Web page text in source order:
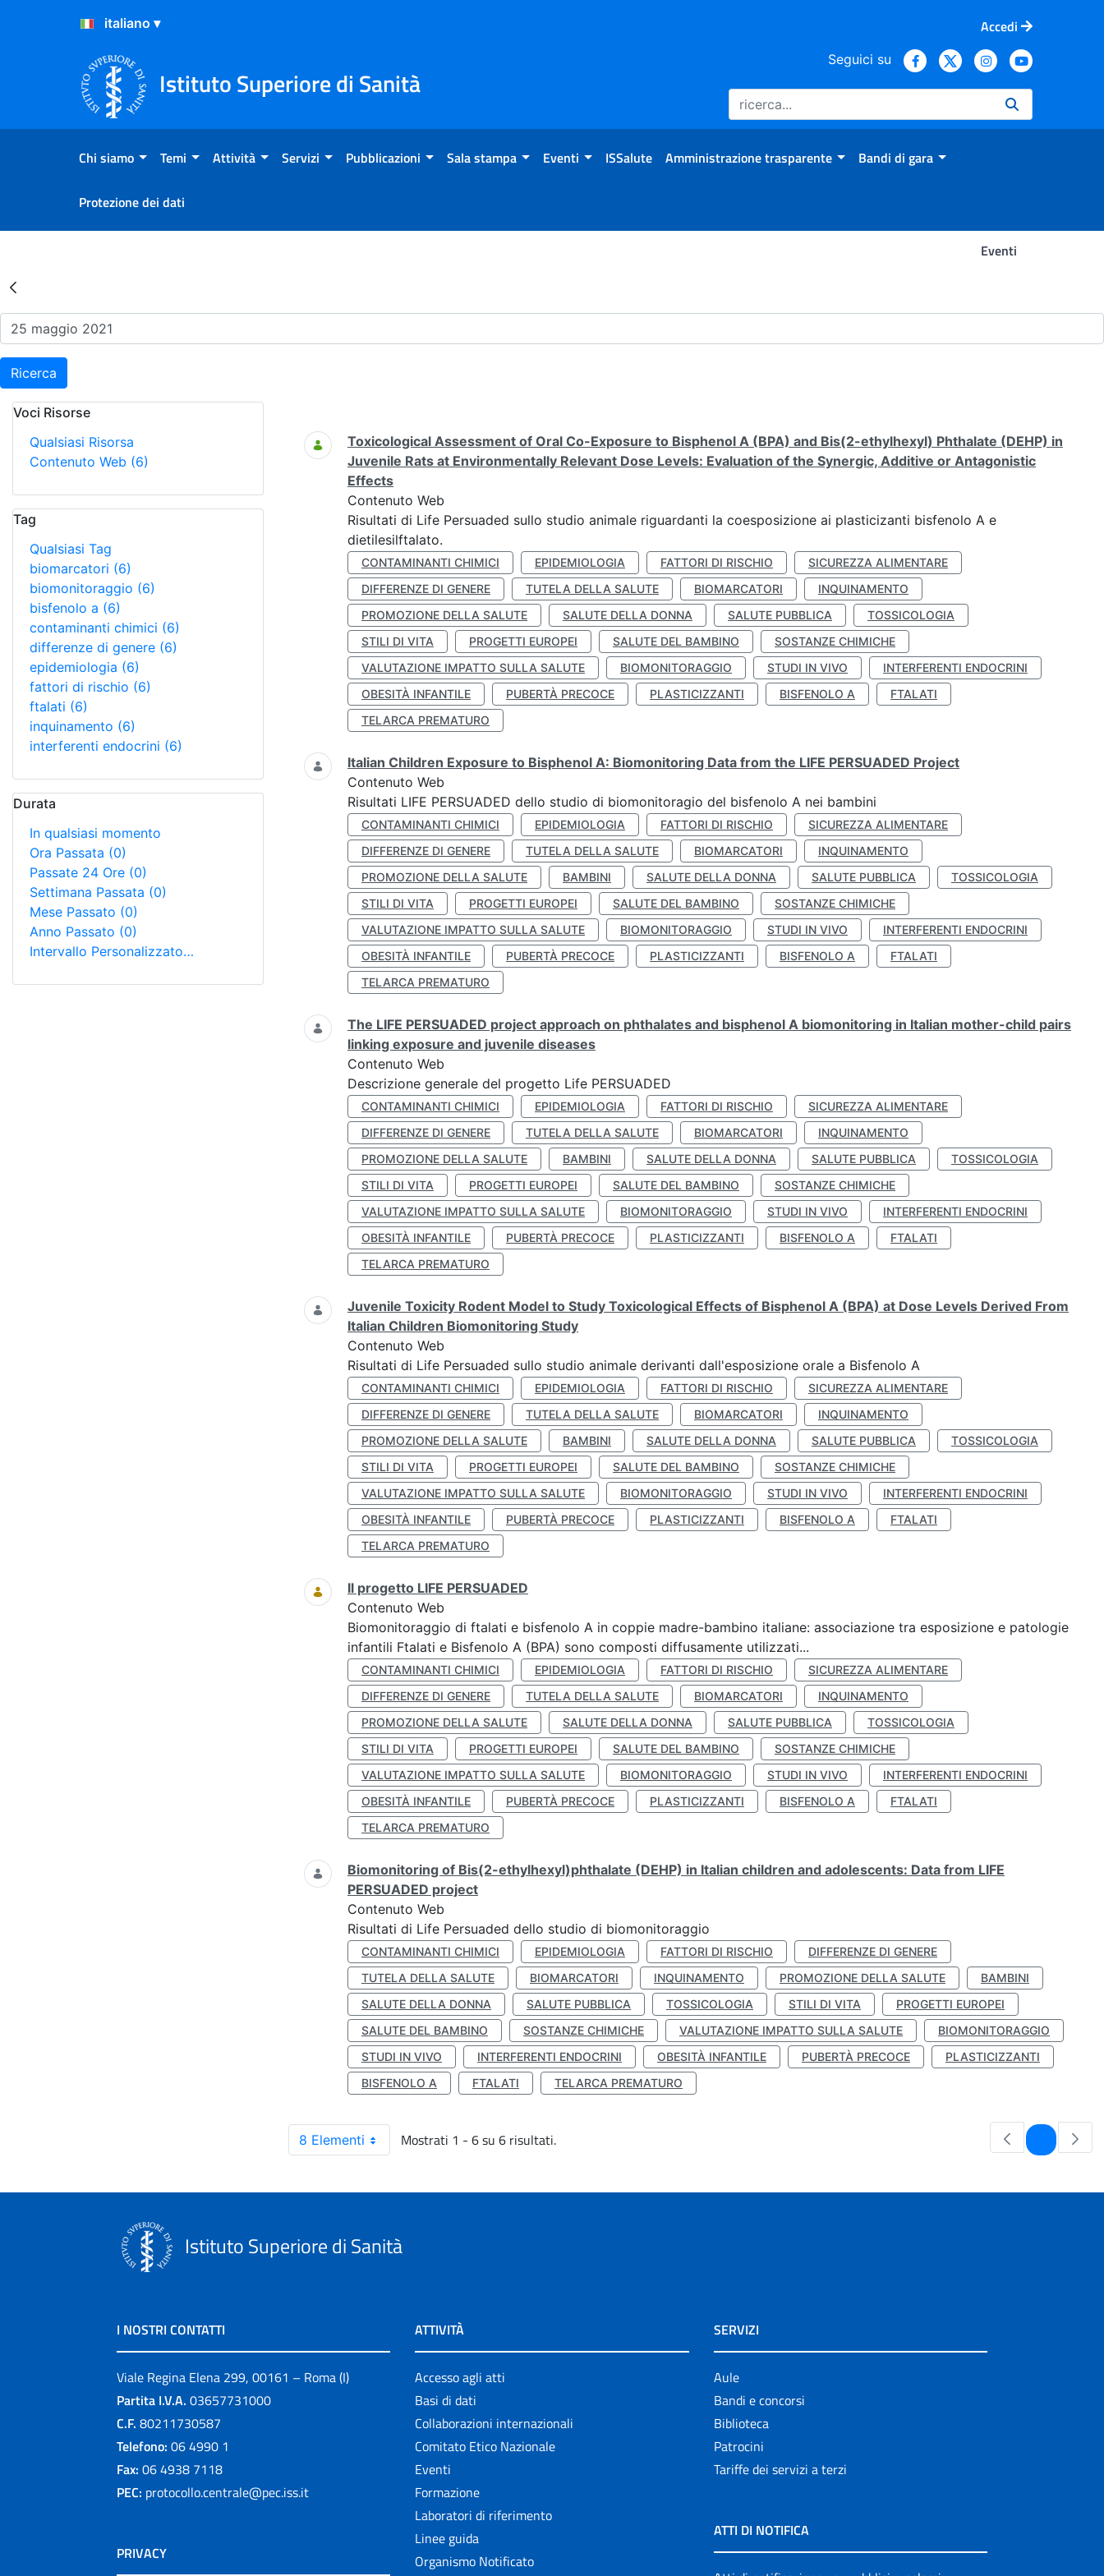
Salta al Contenuto
Salta al Footer
Accedi
Istituto Superiore di Sanità
Seguici su
Chi siamo Temi Attività Servizi Pubblicazioni Sala stampa Eventi ISSalute Amministrazione trasparente Bandi di gara
Protezione dei dati
Eventi
Risultati della Ricerca - Eventi
Ricerca
Voci Risorse
Qualsiasi Risorsa
Contenuto Web (6)
Tag
Qualsiasi Tag
biomarcatori (6)
biomonitoraggio (6)
bisfenolo a (6)
contaminanti chimici (6)
differenze di genere (6)
epidemiologia (6)
fattori di rischio (6)
ftalati (6)
inquinamento (6)
interferenti endocrini (6)
Durata
In qualsiasi momento
Ora Passata (0)
Passate 24 Ore (0)
Settimana Passata (0)
Mese Passato (0)
Anno Passato (0)
Intervallo Personalizzato…
Ricerca
Toxicological Assessment of Oral Co-Exposure to Bisphenol A (BPA) and Bis(2-ethylhexyl) Phthalate (DEHP) in
Juvenile Rats at Environmentally Relevant Dose Levels: Evaluation of the Synergic, Additive or Antagonistic
Effects
Contenuto Web
Risultati di Life Persuaded sullo studio animale riguardanti la coesposizione ai plasticizanti bisfenolo A e
dietilesilftalato.
CONTAMINANTI CHIMICI EPIDEMIOLOGIA FATTORI DI RISCHIO
SICUREZZA ALIMENTARE
DIFFERENZE DI GENERE
TUTELA DELLA SALUTE BIOMARCATORI
INQUINAMENTO
PROMOZIONE DELLA SALUTE
SALUTE DELLA DONNA SALUTE PUBBLICA
TOSSICOLOGIA
STILI DI VITA
PROGETTI EUROPEI SALUTE DEL BAMBINO
SOSTANZE CHIMICHE
VALUTAZIONE IMPATTO SULLA SALUTE
BIOMONITORAGGIO STUDI IN VIVO
INTERFERENTI ENDOCRINI
OBESITÀ INFANTILE
PUBERTÀ PRECOCE PLASTICIZZANTI BISFENOLO A
FTALATI
TELARCA PREMATURO
Italian Children Exposure to Bisphenol A: Biomonitoring Data from the LIFE PERSUADED Project
Contenuto Web
Risultati LIFE PERSUADED dello studio di biomonitoragio del bisfenolo A nei bambini
CONTAMINANTI CHIMICI EPIDEMIOLOGIA FATTORI DI RISCHIO
SICUREZZA ALIMENTARE
DIFFERENZE DI GENERE
TUTELA DELLA SALUTE BIOMARCATORI
INQUINAMENTO
PROMOZIONE DELLA SALUTE
BAMBINI SALUTE DELLA DONNA SALUTE PUBBLICA
TOSSICOLOGIA
STILI DI VITA
PROGETTI EUROPEI SALUTE DEL BAMBINO
SOSTANZE CHIMICHE
VALUTAZIONE IMPATTO SULLA SALUTE
BIOMONITORAGGIO STUDI IN VIVO
INTERFERENTI ENDOCRINI
OBESITÀ INFANTILE
PUBERTÀ PRECOCE PLASTICIZZANTI BISFENOLO A
FTALATI
TELARCA PREMATURO
The LIFE PERSUADED project approach on phthalates and bisphenol A biomonitoring in Italian mother-child pairs
linking exposure and juvenile diseases
Contenuto Web
Descrizione generale del progetto Life PERSUADED
CONTAMINANTI CHIMICI EPIDEMIOLOGIA FATTORI DI RISCHIO
SICUREZZA ALIMENTARE
DIFFERENZE DI GENERE
TUTELA DELLA SALUTE BIOMARCATORI
INQUINAMENTO
PROMOZIONE DELLA SALUTE
BAMBINI SALUTE DELLA DONNA SALUTE PUBBLICA
TOSSICOLOGIA
STILI DI VITA
PROGETTI EUROPEI SALUTE DEL BAMBINO
SOSTANZE CHIMICHE
VALUTAZIONE IMPATTO SULLA SALUTE
BIOMONITORAGGIO STUDI IN VIVO
INTERFERENTI ENDOCRINI
OBESITÀ INFANTILE
PUBERTÀ PRECOCE PLASTICIZZANTI BISFENOLO A
FTALATI
TELARCA PREMATURO
Juvenile Toxicity Rodent Model to Study Toxicological Effects of Bisphenol A (BPA) at Dose Levels Derived From
Italian Children Biomonitoring Study
Contenuto Web
Risultati di Life Persuaded sullo studio animale derivanti dall'esposizione orale a Bisfenolo A
CONTAMINANTI CHIMICI EPIDEMIOLOGIA FATTORI DI RISCHIO
SICUREZZA ALIMENTARE
DIFFERENZE DI GENERE
TUTELA DELLA SALUTE BIOMARCATORI
INQUINAMENTO
PROMOZIONE DELLA SALUTE
BAMBINI SALUTE DELLA DONNA SALUTE PUBBLICA
TOSSICOLOGIA
STILI DI VITA
PROGETTI EUROPEI SALUTE DEL BAMBINO
SOSTANZE CHIMICHE
VALUTAZIONE IMPATTO SULLA SALUTE
BIOMONITORAGGIO STUDI IN VIVO
INTERFERENTI ENDOCRINI
OBESITÀ INFANTILE
PUBERTÀ PRECOCE PLASTICIZZANTI BISFENOLO A
FTALATI
TELARCA PREMATURO
Il progetto LIFE PERSUADED
Contenuto Web
Biomonitoraggio di ftalati e bisfenolo A in coppie madre-bambino italiane: associazione tra esposizione e patologie
infantili Ftalati e Bisfenolo A (BPA) sono composti diffusamente utilizzati...
CONTAMINANTI CHIMICI EPIDEMIOLOGIA FATTORI DI RISCHIO
SICUREZZA ALIMENTARE
DIFFERENZE DI GENERE
TUTELA DELLA SALUTE BIOMARCATORI
INQUINAMENTO
PROMOZIONE DELLA SALUTE
SALUTE DELLA DONNA SALUTE PUBBLICA
TOSSICOLOGIA
STILI DI VITA
PROGETTI EUROPEI SALUTE DEL BAMBINO
SOSTANZE CHIMICHE
VALUTAZIONE IMPATTO SULLA SALUTE
BIOMONITORAGGIO STUDI IN VIVO
INTERFERENTI ENDOCRINI
OBESITÀ INFANTILE
PUBERTÀ PRECOCE PLASTICIZZANTI BISFENOLO A
FTALATI
TELARCA PREMATURO
Biomonitoring of Bis(2-ethylhexyl)phthalate (DEHP) in Italian children and adolescents: Data from LIFE
PERSUADED project
Contenuto Web
Risultati di Life Persuaded dello studio di biomonitoraggio
CONTAMINANTI CHIMICI EPIDEMIOLOGIA FATTORI DI RISCHIO
DIFFERENZE DI GENERE
TUTELA DELLA SALUTE
BIOMARCATORI INQUINAMENTO PROMOZIONE DELLA SALUTE
BAMBINI
SALUTE DELLA DONNA
SALUTE PUBBLICA TOSSICOLOGIA STILI DI VITA
PROGETTI EUROPEI
SALUTE DEL BAMBINO
SOSTANZE CHIMICHE VALUTAZIONE IMPATTO SULLA SALUTE
BIOMONITORAGGIO
STUDI IN VIVO
INTERFERENTI ENDOCRINI OBESITÀ INFANTILE PUBERTÀ PRECOCE
PLASTICIZZANTI
BISFENOLO A
FTALATI TELARCA PREMATURO
8 Elementi Mostrati 1 - 6 su 6 risultati. Pagina
Istituto Superiore di Sanità
I NOSTRI CONTATTI
Viale Regina Elena 299, 00161 – Roma (I)
Partita I.V.A. 03657731000
C.F. 80211730587
Telefono: 06 4990 1
Fax: 06 4938 7118
PEC: protocollo.centrale@pec.iss.it
PRIVACY
ATTIVITÀ
Accesso agli atti
Basi di dati
Collaborazioni internazionali
Comitato Etico Nazionale
Eventi
Formazione
Laboratori di riferimento
Linee guida
Organismo Notificato
SERVIZI
Aule
Bandi e concorsi
Biblioteca
Patrocini
Tariffe dei servizi a terzi
ATTI DI NOTIFICA